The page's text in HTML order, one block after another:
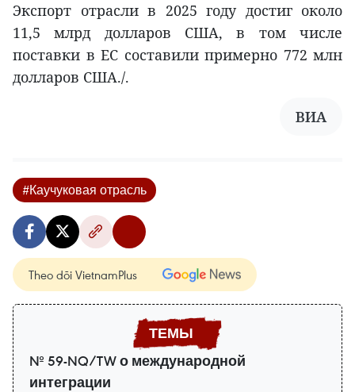
Экспорт отрасли в 2025 году достиг около
11,5 млрд долларов США, в том числе
поставки в ЕС составили примерно 772 млн
долларов США./.
ВИА
#Каучуковая отрасль
Theo dõi VietnamPlus
№ 59-NQ/TW о международной
интеграции